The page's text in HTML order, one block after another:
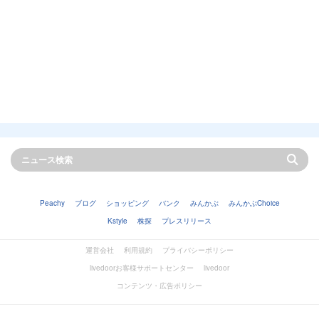
Peachy ブログ ショッピング バンク みんかぶ
みんかぶChoice
Kstyle
株探 プレスリリース
運営会社 利用規約
プライバシーポリシー
livedoorお客様サポートセンター
livedoor
コンテンツ・広告ポリシー